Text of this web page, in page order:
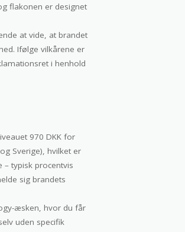
flakonen er designet
at vide, at brandet
Ifølge vilkårene er
i henhold
970 DKK for
Sverige), hvilket er
– typisk procentvis
sig brandets
æsken, hvor du får
uden specifik